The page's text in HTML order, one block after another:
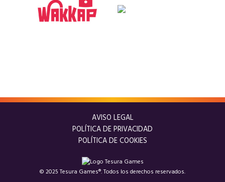
AVISO LEGAL
POLÍTICA DE PRIVACIDAD
POLÍTICA DE COOKIES
© 2025 Tesura Games®. Todos los derechos reservados.